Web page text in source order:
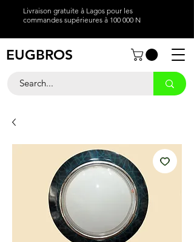
Livraison gratuite à Lagos pour les
commandes supérieures à 100 000 N
EUGBROS